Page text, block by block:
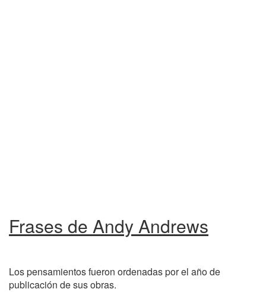
Frases de Andy Andrews
Los pensamientos fueron ordenadas por el año de
publicación de sus obras.